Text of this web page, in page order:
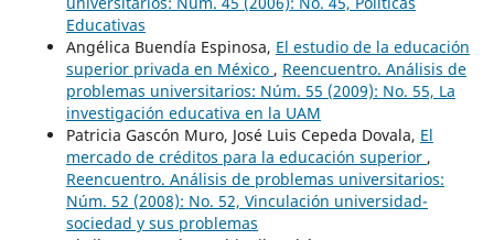
Educativas
Angélica Buendía Espinosa, El estudio de la educación
superior privada en México , Reencuentro. Análisis de
problemas universitarios: Núm. 55 (2009): No. 55, La
investigación educativa en la UAM
Patricia Gascón Muro, José Luis Cepeda Dovala, El
mercado de créditos para la educación superior ,
Reencuentro. Análisis de problemas universitarios:
Núm. 52 (2008): No. 52, Vinculación universidad-
sociedad y sus problemas